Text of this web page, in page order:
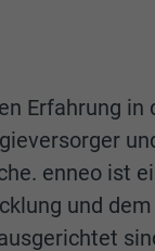
Erfahrung in
enneo ist
und